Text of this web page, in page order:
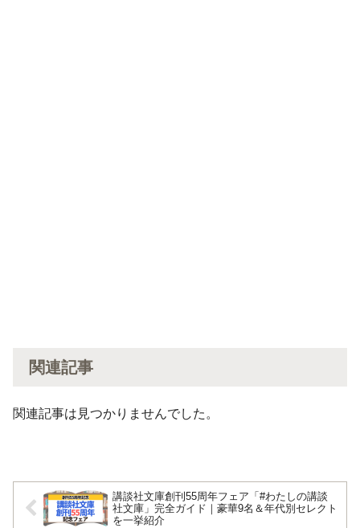
関連記事
関連記事は見つかりませんでした。
講談社文庫創刊55周年フェア「#わたしの講談
社文庫」完全ガイド｜豪華9名＆年代別セレクト
を一挙紹介